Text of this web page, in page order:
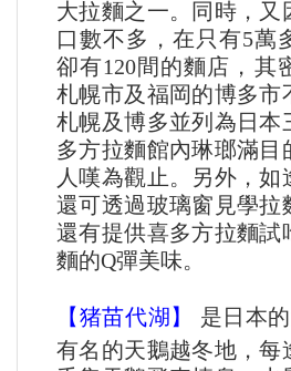
大拉麵之一。同時，又
口數不多，在只有5萬
卻有120間的麵店，其
札幌市及福岡的博多市
札幌及博多並列為日本
多方拉麵館內琳瑯滿目
人嘆為觀止。另外，如
還可透過玻璃窗見學拉
還有提供喜多方拉麵試
麵的Q彈美味。
【猪苗代湖】​
是日本
有名的天鵝越冬地，每